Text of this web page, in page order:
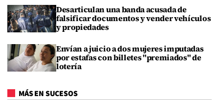
Desarticulan una banda acusada de
falsificar documentos y vender vehículos
y propiedades
Envían a juicio a dos mujeres imputadas
por estafas con billetes "premiados" de
lotería
MÁS EN SUCESOS